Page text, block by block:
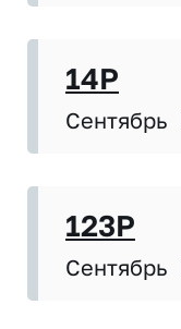
14P
Сентябрь
123P
Сентябрь